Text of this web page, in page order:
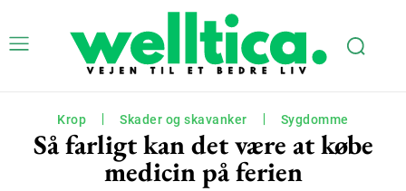
Krop Skader og skavanker Sygdomme
Så farligt kan det være at købe
medicin på ferien